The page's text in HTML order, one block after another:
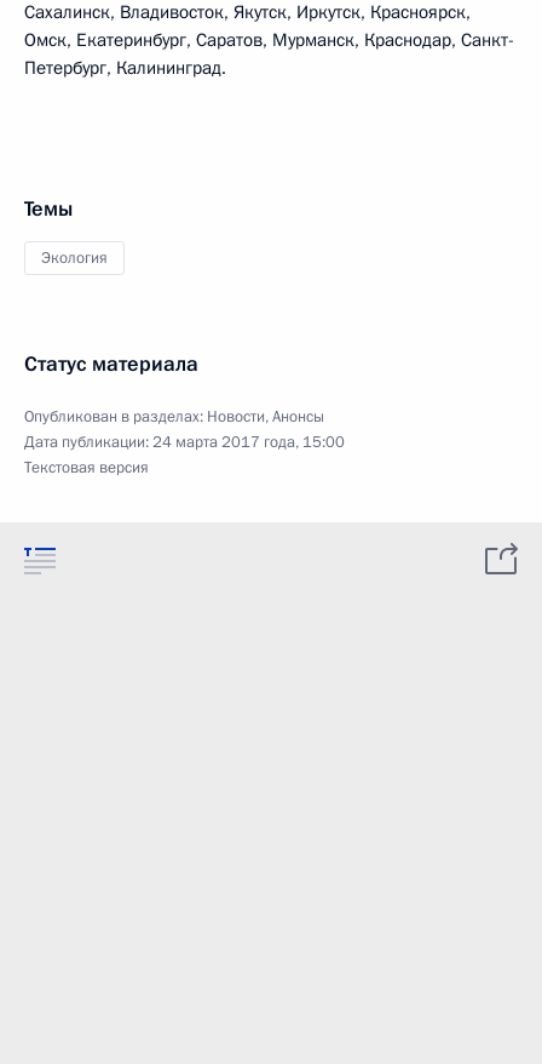
Сахалинск, Владивосток, Якутск, Иркутск, Красноярск,
Омск, Екатеринбург, Саратов, Мурманск, Краснодар, Санкт-
Петербург, Калининград.
Темы
Экология
Статус материала
Опубликован в разделах: Новости,Анонсы
Дата публикации:24 марта 2017 года, 15:00
Текстовая версия